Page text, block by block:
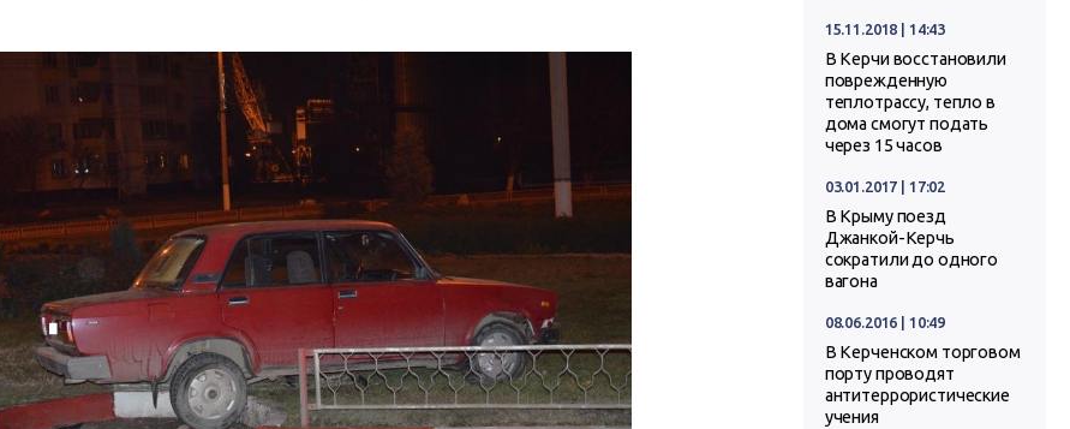
15.11.2018 | 14:43
В Керчи восстановили
поврежденную
теплотрассу, тепло в
дома смогут подать
через 15 часов
03.01.2017 | 17:02
В Крыму поезд
Джанкой-Керчь
сократили до одного
вагона
08.06.2016 | 10:49
В Керченском торговом
порту проводят
антитеррористические
учения